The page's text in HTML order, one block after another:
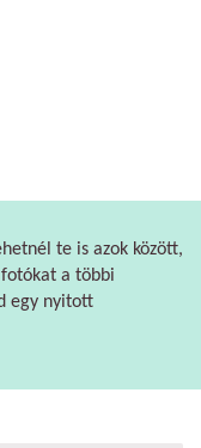
te is azok között,
a többi
egy nyitott